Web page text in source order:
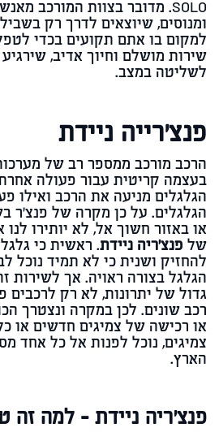
SOLO. מדובר בצוות המורכב
ומנוסים, שיוצאים לדרך רק
למקום בו אתם תקועים בכדי
שירות מושלם וחיוך אדיב,
לשליטה במצב.
פנצ'רייה ניידת
הרכב מורכב ממספר רב של
בעצמה קריטית עבור פעולה
הגלגלים מניעה את הרכב ואילו
הגלגלים. על כן מקרה של פנצ'ר
או באזור חשוך אל, לא יותירו
של פנצ'ריה ניידת. ראשית כי
להחזיק ושנית כי לא תמיד
הגלגל בצורה ראויה. אך לשירות
גדול של יתרונות, לא רק לרכבים
רכב שונים. לכן במקרה ונצטרך
או רכישה של צמיגים חדשים או
צמיגים, נוכל לפנות אל כל אחד
הארץ.
פנצ'ריה ניידת - למה זה